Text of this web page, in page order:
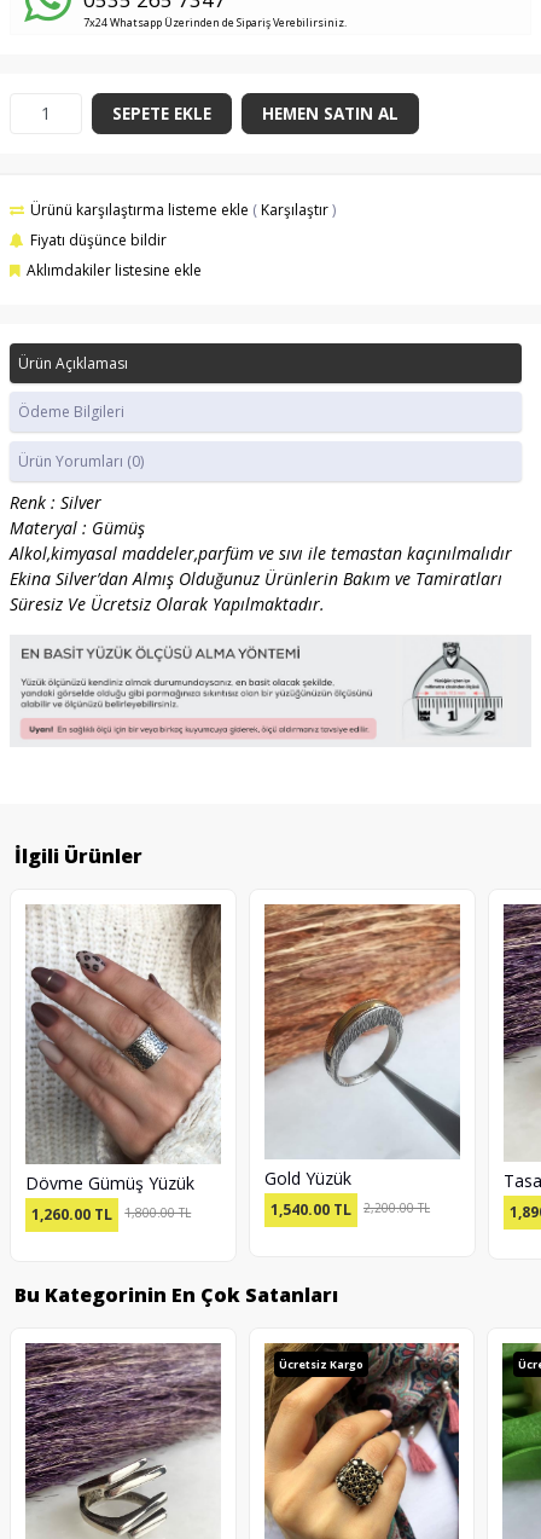
7x24 Whatsapp Üzerinden de Sipariş Verebilirsiniz.
SEPETE EKLE HEMEN SATIN AL
Ürünü karşılaştırma listeme ekle (Karşılaştır)
Fiyatı düşünce bildir
Aklımdakiler listesine ekle
Ürün Açıklaması
Ödeme Bilgileri
Ürün Yorumları (0)
Renk : Silver
Materyal : Gümüş
Alkol,kimyasal maddeler,parfüm ve sıvı ile temastan kaçınılmalıdır
Ekina Silver’dan Almış Olduğunuz Ürünlerin Bakım ve Tamiratları
Süresiz Ve Ücretsiz Olarak Yapılmaktadır.
İlgili Ürünler
Dövme Gümüş Yüzük
1,260.00 TL 1,800.00 TL
Gold Yüzük
1,540.00TL 2,200.00 TL
Bu Kategorinin En Çok Satanları
Ücretsiz Kargo